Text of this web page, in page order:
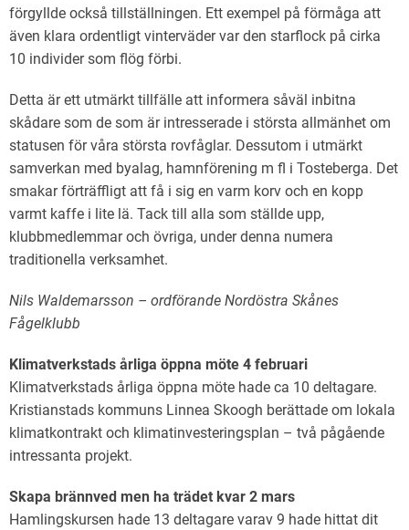
förgyllde också tillställningen. Ett exempel på förmåga att
även klara ordentligt vinterväder var den starflock på cirka
10 individer som flög förbi.
Detta är ett utmärkt tillfälle att informera såväl inbitna
skådare som de som är intresserade i största allmänhet om
statusen för våra största rovfåglar. Dessutom i utmärkt
samverkan med byalag, hamnförening m fl i Tosteberga. Det
smakar förträffligt att få i sig en varm korv och en kopp
varmt kaffe i lite lä. Tack till alla som ställde upp,
klubbmedlemmar och övriga, under denna numera
traditionella verksamhet.
Nils Waldemarsson – ordförande Nordöstra Skånes
Fågelklubb
Klimatverkstads årliga öppna möte 4 februari
Klimatverkstads årliga öppna möte hade ca 10 deltagare.
Kristianstads kommuns Linnea Skoogh berättade om lokala
klimatkontrakt och klimatinvesteringsplan – två pågående
intressanta projekt.
Skapa brännved men ha trädet kvar 2 mars
Hamlingskursen hade 13 deltagare varav 9 hade hittat dit